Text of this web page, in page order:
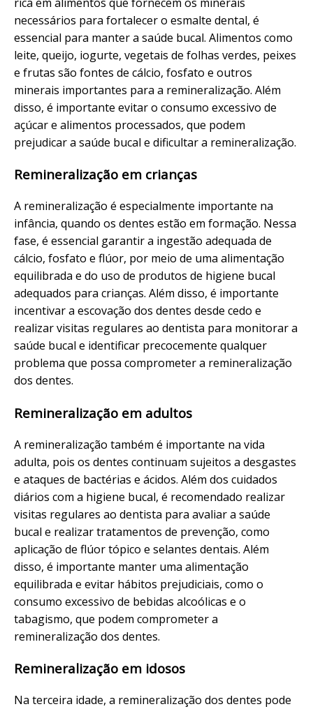
necessários para fortalecer o esmalte dental, é
essencial para manter a saúde bucal. Alimentos como
leite, queijo, iogurte, vegetais de folhas verdes, peixes
e frutas são fontes de cálcio, fosfato e outros
minerais importantes para a remineralização. Além
disso, é importante evitar o consumo excessivo de
açúcar e alimentos processados, que podem
prejudicar a saúde bucal e dificultar a remineralização.
Remineralização em crianças
A remineralização é especialmente importante na
infância, quando os dentes estão em formação. Nessa
fase, é essencial garantir a ingestão adequada de
cálcio, fosfato e flúor, por meio de uma alimentação
equilibrada e do uso de produtos de higiene bucal
adequados para crianças. Além disso, é importante
incentivar a escovação dos dentes desde cedo e
realizar visitas regulares ao dentista para monitorar a
saúde bucal e identificar precocemente qualquer
problema que possa comprometer a remineralização
dos dentes.
Remineralização em adultos
A remineralização também é importante na vida
adulta, pois os dentes continuam sujeitos a desgastes
e ataques de bactérias e ácidos. Além dos cuidados
diários com a higiene bucal, é recomendado realizar
visitas regulares ao dentista para avaliar a saúde
bucal e realizar tratamentos de prevenção, como
aplicação de flúor tópico e selantes dentais. Além
disso, é importante manter uma alimentação
equilibrada e evitar hábitos prejudiciais, como o
consumo excessivo de bebidas alcoólicas e o
tabagismo, que podem comprometer a
remineralização dos dentes.
Remineralização em idosos
Na terceira idade, a remineralização dos dentes pode